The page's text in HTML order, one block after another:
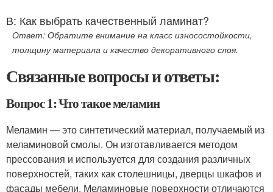
В: Как выбрать качественный ламинат?
Ответ: Обратите внимание на класс износостойкости,
толщину материала и качество декоративного слоя.
Связанные вопросы и ответы:
Вопрос 1: Что такое меламин
Меламин — это синтетический материал, получаемый из
меламиновой смолы. Он изготавливается методом
прессования и используется для создания различных
поверхностей, таких как столешницы, дверцы шкафов и
фасады мебели. Меламиновые поверхности отличаются